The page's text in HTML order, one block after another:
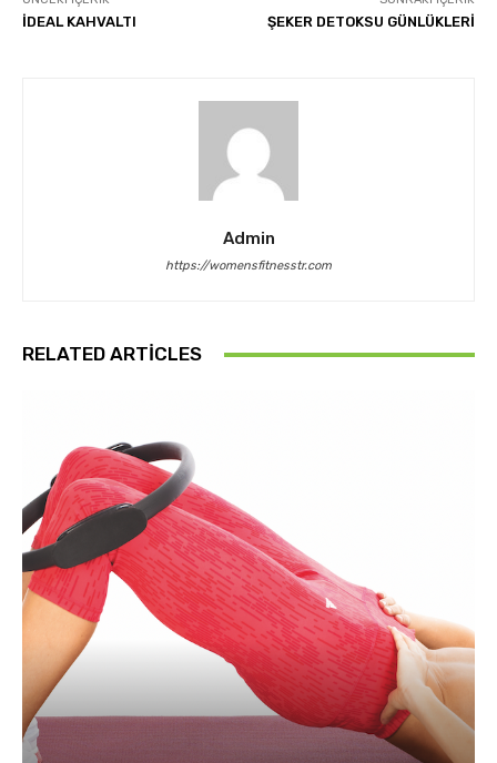
İDEAL KAHVALTI ŞEKER DETOKSU GÜNLÜKLERİ
Admin
https://womensfitnesstr.com
RELATED ARTICLES